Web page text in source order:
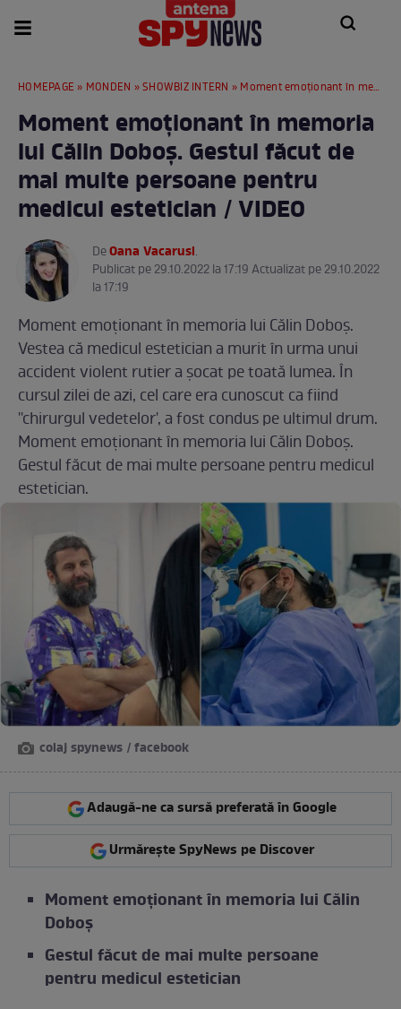
HOMEPAGE » MONDEN »SHOWBIZ INTERN » Moment emoționant în memoria lui Călin Doboș. Gestul făcut de mai multe persoane pentru medicul estetician / VIDEO
Moment emoționant în memoria
lui Călin Doboș. Gestul făcut de
mai multe persoane pentru
medicul estetician / VIDEO
DeOana Vacarusi.
Publicat pe 29.10.2022 la 17:19 Actualizat pe 29.10.2022
la 17:19
Moment emoționant în memoria lui Călin Doboș.
Vestea că medicul estetician a murit în urma unui
accident violent rutier a șocat pe toată lumea. În
cursul zilei de azi, cel care era cunoscut ca fiind
''chirurgul vedetelor', a fost condus pe ultimul drum.
Moment emoționant în memoria lui Călin Doboș.
Gestul făcut de mai multe persoane pentru medicul
estetician.
colaj spynews / facebook
Adaugă-ne ca sursă preferată în Google
Urmărește SpyNews pe Discover
Moment emoționant în memoria lui Călin
Doboș
Gestul făcut de mai multe persoane
pentru medicul estetician